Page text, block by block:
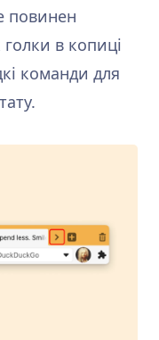
повинен
в копиці
команди для